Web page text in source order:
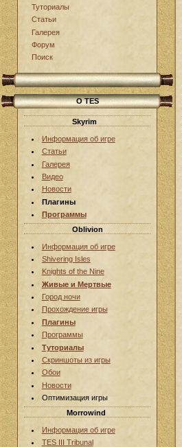
Туториалы
Статьи
Галерея
Форум
Поиск
О TES
Skyrim
Информация об игре
Статьи
Галерея
Видео
Новости
Плагины
Программы
Oblivion
Информация об игре
Shivering Isles
Knights of the Nine
Живые и Мертвые
Город ночи
Прохождение игры
Плагины
Программы
Туториалы
Скриншоты из игры
Обои
Новости
Оптимизация игры
Morrowind
Информация об игре
TES III Tribunal